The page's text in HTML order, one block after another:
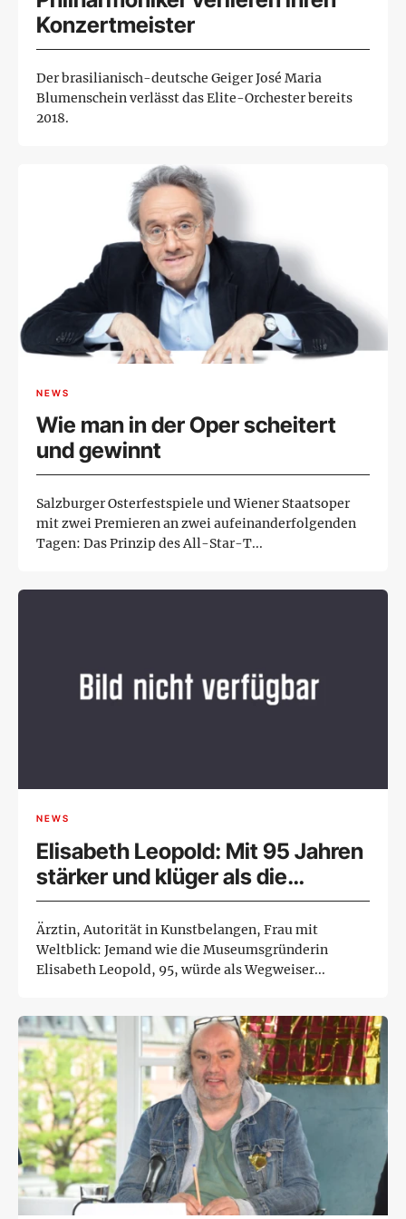
Konzertmeister
Der brasilianisch-deutsche Geiger José Maria
Blumenschein verlässt das Elite-Orchester bereits
2018.
NEWS
Wie man in der Oper scheitert
und gewinnt
Salzburger Osterfestspiele und Wiener Staatsoper
mit zwei Premieren an zwei aufeinanderfolgenden
Tagen: Das Prinzip des All-Star-T...
NEWS
Elisabeth Leopold: Mit 95 Jahren
stärker und klüger als die
meisten
Ärztin, Autorität in Kunstbelangen, Frau mit
Weltblick: Jemand wie die Museumsgründerin
Elisabeth Leopold, 95, würde als Wegweiser...